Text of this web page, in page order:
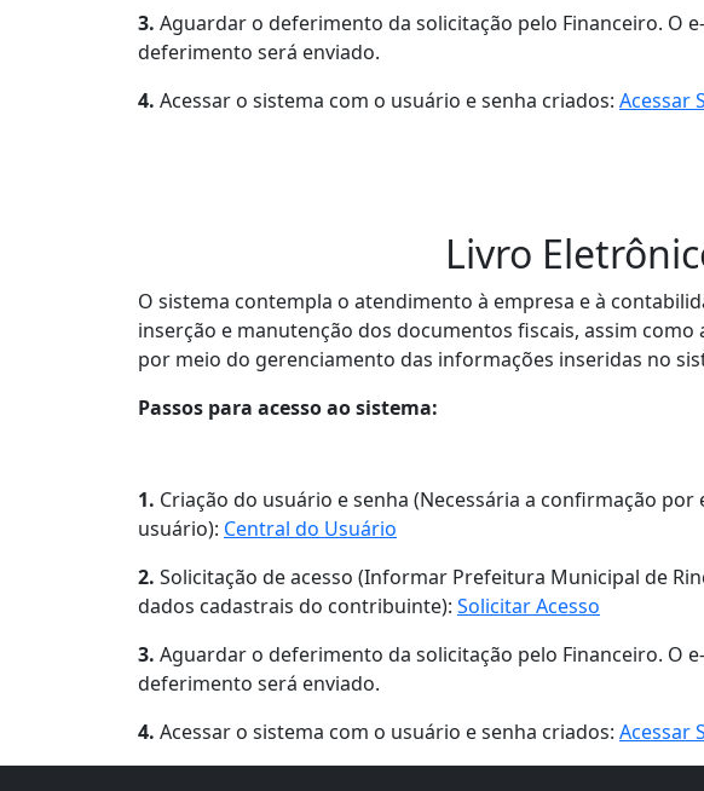
3. Aguardar o deferimento da solicitação pelo Financeiro. O
deferimento será enviado.
4. Acessar o sistema com o usuário e senha criados: Acessar
Livro
O sistema contempla o atendimento à empresa e à
inserção e manutenção dos documentos fiscais, assim como
por meio do gerenciamento das informações inseridas no
Passos para acesso ao sistema:
1. Criação do usuário e senha (Necessária a confirmação por
usuário): Central do Usuário
2. Solicitação de acesso (Informar Prefeitura Municipal de
dados cadastrais do contribuinte): Solicitar Acesso
3. Aguardar o deferimento da solicitação pelo Financeiro. O
deferimento será enviado.
4. Acessar o sistema com o usuário e senha criados: Acessar